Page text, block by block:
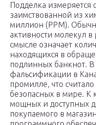
Подделка
заимствованной из
миллион (PPM).
активности молекул
смысле означает
находящихся в
подлинных банкнот.
фальсификации в
промилле, что
безопасных в мире. К
мощных и доступных
покупаемого в